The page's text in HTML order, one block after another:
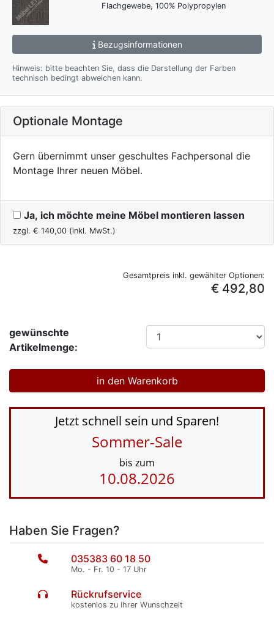
Flachgewebe, 100% Polypropylen
Bezugsinformationen
Hinweis: bitte beachten Sie, dass die Darstellung der Farben
technisch bedingt abweichen kann.
Optionale Montage
Gern übernimmt unser geschultes Fachpersonal die
Montage Ihrer neuen Möbel.
Ja, ich möchte meine Möbel montieren lassen
zzgl. € 140,00 (inkl. MwSt.)
Gesamtpreis inkl. gewählter Optionen:
€ 492,80
gewünschte
Artikelmenge:
Jetzt schnell sein und Sparen!
Sommer-Sale
bis zum
10.08.2026
Haben Sie Fragen?
035383 60 18 50
Mo. - Fr. 10 - 17 Uhr
Rückrufservice
kostenlos zu Ihrer Wunschzeit